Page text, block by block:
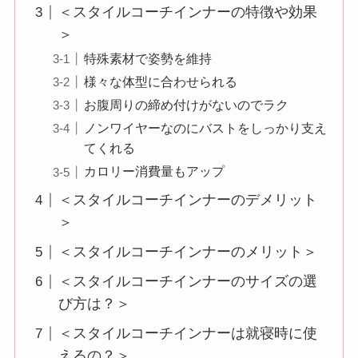
＜スタイルコーチインナーの特徴や効果
＞
特殊素材で姿勢を維持
様々な体型に合わせられる
お腹周りの締め付けがないのでラク
ノンワイヤーなのにバストをしっかり支え
てくれる
カロリー消費量もアップ
＜スタイルコーチインナーのデメリット
＞
＜スタイルコーチインナーのメリット＞
＜スタイルコーチインナーのサイズの選
び方は？＞
＜スタイルコーチインナーは就寝時に使